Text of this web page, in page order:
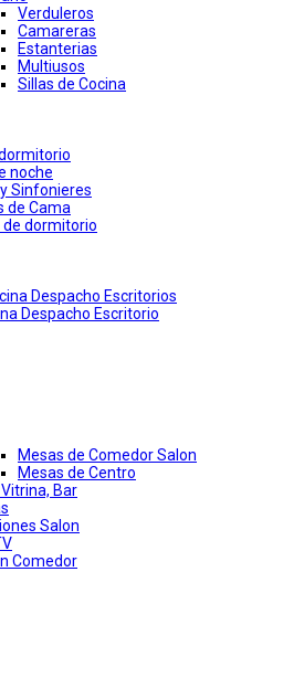
Verduleros
Camareras
Estanterias
Multiusos
Sillas de Cocina
noche
Sinfonieres
de Cama
de dormitorio
Despacho Escritorios
Despacho Escritorio
Mesas de Comedor Salon
Mesas de Centro
Bar
Salon
Comedor